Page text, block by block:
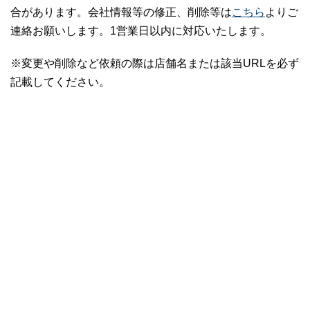
合があります。会社情報等の修正、削除等はこちら よりご
連絡お願いします。1営業日以内に対応いたします。
※変更や削除など依頼の際は店舗名または該当URLを必ず
記載してください。